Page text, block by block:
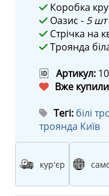
Коробка
Оазис - 5 шт
Стрічка на
Троянда
🆔 Артикул:
Вже
Тегі: білі
троянда Київ
кур'єр